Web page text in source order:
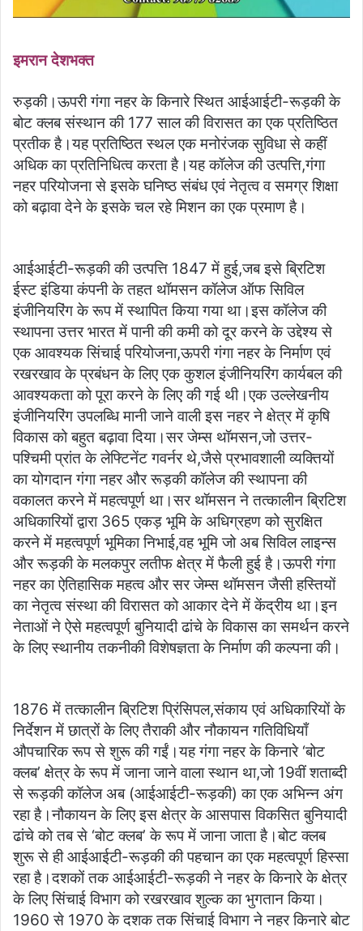
इमरान देशभक्त
रुड़की।ऊपरी गंगा नहर के किनारे स्थित आईआईटी-रूड़की के
बोट क्लब संस्थान की 177 साल की विरासत का एक प्रतिष्ठित
प्रतीक है।यह प्रतिष्ठित स्थल एक मनोरंजक सुविधा से कहीं
अधिक का प्रतिनिधित्व करता है।यह कॉलेज की उत्पत्ति,गंगा
नहर परियोजना से इसके घनिष्ठ संबंध एवं नेतृत्व व समग्र शिक्षा
को बढ़ावा देने के इसके चल रहे मिशन का एक प्रमाण है।
आईआईटी-रूड़की की उत्पत्ति 1847 में हुई,जब इसे ब्रिटिश
ईस्ट इंडिया कंपनी के तहत थॉमसन कॉलेज ऑफ सिविल
इंजीनियरिंग के रूप में स्थापित किया गया था।इस कॉलेज की
स्थापना उत्तर भारत में पानी की कमी को दूर करने के उद्देश्य से
एक आवश्यक सिंचाई परियोजना,ऊपरी गंगा नहर के निर्माण एवं
रखरखाव के प्रबंधन के लिए एक कुशल इंजीनियरिंग कार्यबल की
आवश्यकता को पूरा करने के लिए की गई थी।एक उल्लेखनीय
इंजीनियरिंग उपलब्धि मानी जाने वाली इस नहर ने क्षेत्र में कृषि
विकास को बहुत बढ़ावा दिया।सर जेम्स थॉमसन,जो उत्तर-
पश्चिमी प्रांत के लेफ्टिनेंट गवर्नर थे,जैसे प्रभावशाली व्यक्तियों
का योगदान गंगा नहर और रूड़की कॉलेज की स्थापना की
वकालत करने में महत्वपूर्ण था।सर थॉमसन ने तत्कालीन ब्रिटिश
अधिकारियों द्वारा 365 एकड़ भूमि के अधिग्रहण को सुरक्षित
करने में महत्वपूर्ण भूमिका निभाई,वह भूमि जो अब सिविल लाइन्स
और रूड़की के मलकपुर लतीफ क्षेत्र में फैली हुई है।ऊपरी गंगा
नहर का ऐतिहासिक महत्व और सर जेम्स थॉमसन जैसी हस्तियों
का नेतृत्व संस्था की विरासत को आकार देने में केंद्रीय था।इन
नेताओं ने ऐसे महत्वपूर्ण बुनियादी ढांचे के विकास का समर्थन करने
के लिए स्थानीय तकनीकी विशेषज्ञता के निर्माण की कल्पना की।
1876 में तत्कालीन ब्रिटिश प्रिंसिपल,संकाय एवं अधिकारियों के
निर्देशन में छात्रों के लिए तैराकी और नौकायन गतिविधियाँ
औपचारिक रूप से शुरू की गईं।यह गंगा नहर के किनारे ‘बोट
क्लब’ क्षेत्र के रूप में जाना जाने वाला स्थान था,जो 19वीं शताब्दी
से रूड़की कॉलेज अब (आईआईटी-रूड़की) का एक अभिन्न अंग
रहा है।नौकायन के लिए इस क्षेत्र के आसपास विकसित बुनियादी
ढांचे को तब से ‘बोट क्लब’ के रूप में जाना जाता है।बोट क्लब
शुरू से ही आईआईटी-रूड़की की पहचान का एक महत्वपूर्ण हिस्सा
रहा है।दशकों तक आईआईटी-रूड़की ने नहर के किनारे के क्षेत्र
के लिए सिंचाई विभाग को रखरखाव शुल्क का भुगतान किया।
1960 से 1970 के दशक तक सिंचाई विभाग ने नहर किनारे बोट